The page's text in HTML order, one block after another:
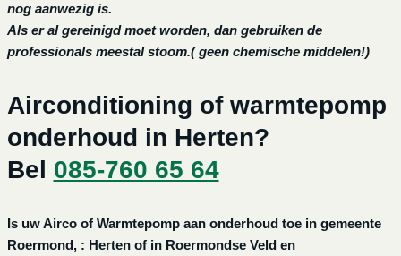
nog aanwezig is.
Als er al gereinigd moet worden, dan gebruiken de
professionals meestal stoom.( geen chemische middelen!)
Airconditioning of warmtepomp
onderhoud in Herten?
Bel 085-760 65 64
Is uw Airco of Warmtepomp aan onderhoud toe in gemeente
Roermond, : Herten of in Roermondse Veld en